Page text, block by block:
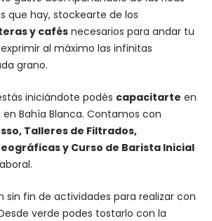
que hay, stockearte de los
ycafés necesarios para andar tu
al máximo las infinitas
grano.
iniciándote podés capacitarte en
en Bahía Blanca. Contamos con
Talleres de Filtrados,
y Curso de Barista Inicial
sin fin de actividades para realizar con
verde podes tostarlo con la